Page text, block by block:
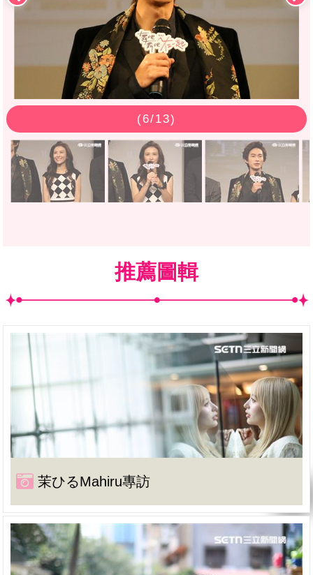
(6/13)
推薦圖輯
茉ひるMahiru專訪